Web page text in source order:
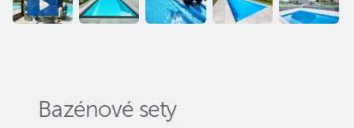
Bazénové sety